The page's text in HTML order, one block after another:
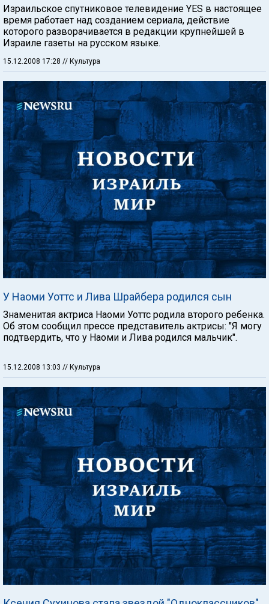
Израильское спутниковое телевидение YES в настоящее
время работает над созданием сериала, действие
которого разворачивается в редакции крупнейшей в
Израиле газеты на русском языке.
15.12.2008 17:28 // Культура
У Наоми Уоттс и Лива Шрайбера родился сын
Знаменитая актриса Наоми Уоттс родила второго ребенка.
Об этом сообщил прессе представитель актрисы: "Я могу
подтвердить, что у Наоми и Лива родился мальчик".
15.12.2008 13:03 // Культура